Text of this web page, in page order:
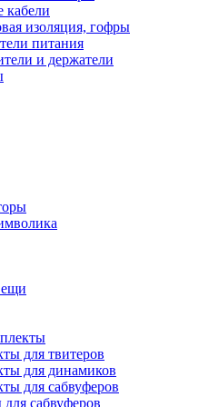
кабели
изоляция, гофры
питания
и держатели
для твитеров
для динамиков
для сабвуферов
сабвуферов